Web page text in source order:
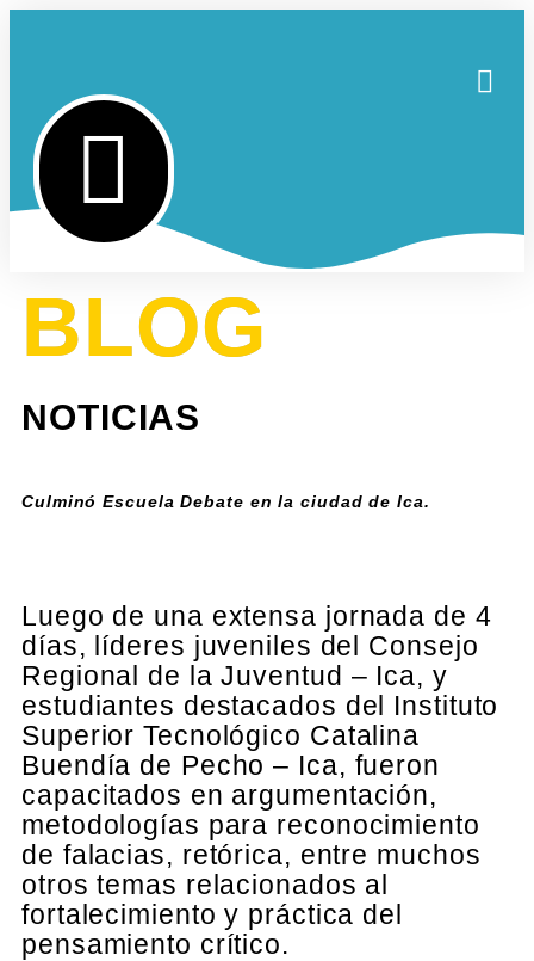
BLOG
NOTICIAS
Culminó Escuela Debate en la ciudad de Ica.
Luego de una extensa jornada de 4
días, líderes juveniles del Consejo
Regional de la Juventud – Ica, y
estudiantes destacados del Instituto
Superior Tecnológico Catalina
Buendía de Pecho – Ica, fueron
capacitados en argumentación,
metodologías para reconocimiento
de falacias, retórica, entre muchos
otros temas relacionados al
fortalecimiento y práctica del
pensamiento crítico.